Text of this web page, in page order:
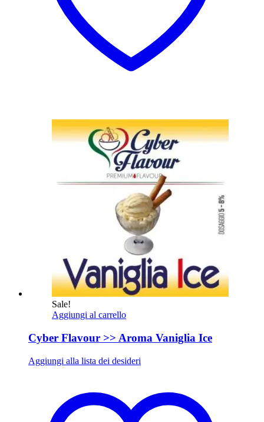
Sale!
Aggiungi al carrello
Cyber Flavour >> Aroma Vaniglia Ice
Aggiungi alla lista dei desideri